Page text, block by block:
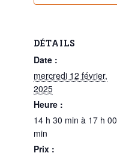
DÉTAILS
Date :
mercredi 12 février,
2025
Heure :
14 h 30 min à 17 h 00
min
Prix :